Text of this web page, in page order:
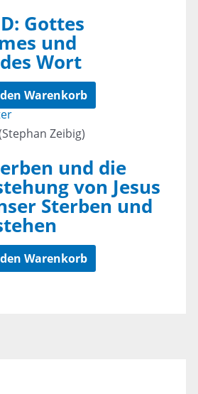
Gottes
und
Wort
Warenkorb
Zeibig)
und die
von Jesus
Sterben und
Warenkorb